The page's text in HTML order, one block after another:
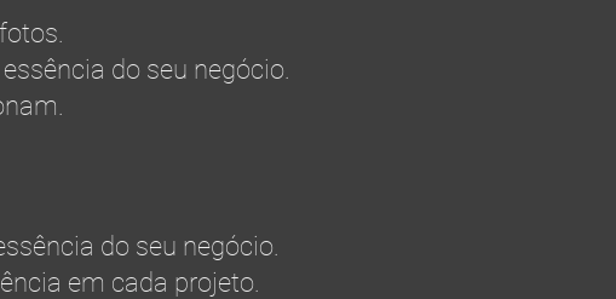
do seu negócio.
do seu negócio.
em cada projeto.